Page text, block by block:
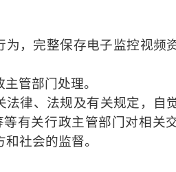
为，完整保存电子监控视频
管部门处理。
律、法规及有关规定，自
有关行政主管部门对相关
社会的监督。